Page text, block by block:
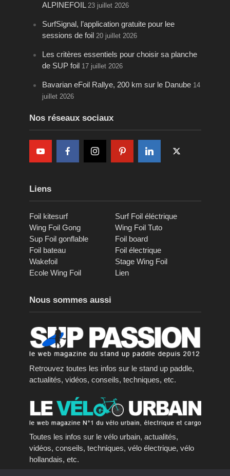
ALPINEFOIL 23 juillet 2026
SurfSignal, l’application gratuite pour lee
sessions de foil 20 juillet 2026
Les critères essentiels pour choisir sa planche
de SUP foil 17 juillet 2026
Bavarian eFoil Rallye, 200 km sur le Danube 14
juillet 2026
Nos réseaux sociaux
Liens
Foil kitesurf
Surf Foil éléctrique
Wing Foil Gong
Wing Foil Tuto
Sup Foil gonflable
Foil board
Foil bateau
Foil électrique
Wakefoil
Stage Wing Foil
Ecole Wing Foil
Lien
Nous sommes aussi
Retrouvez toutes les infos sur le stand up paddle,
actualités, vidéos, conseils, techniques, etc.
Toutes les infos sur le vélo urbain, actualités,
vidéos, conseils, techniques, vélo électrique, vélo
hollandais, etc.